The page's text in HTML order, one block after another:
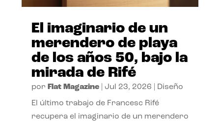
El imaginario de un
merendero de playa
de los años 50, bajo la
mirada de Rifé
por Flat Magazine| Jul 23, 2026 Diseño
El último trabajo de Francesc Rifé
recupera el imaginario de un merendero